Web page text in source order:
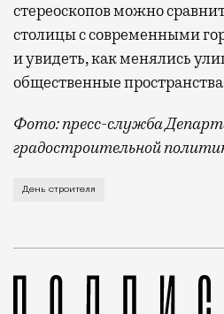
стереоскопов можно
столицы с современными
и увидеть, как менялись
общественные
Фото: пресс-служба
градостроительной
В этом году
День строителя